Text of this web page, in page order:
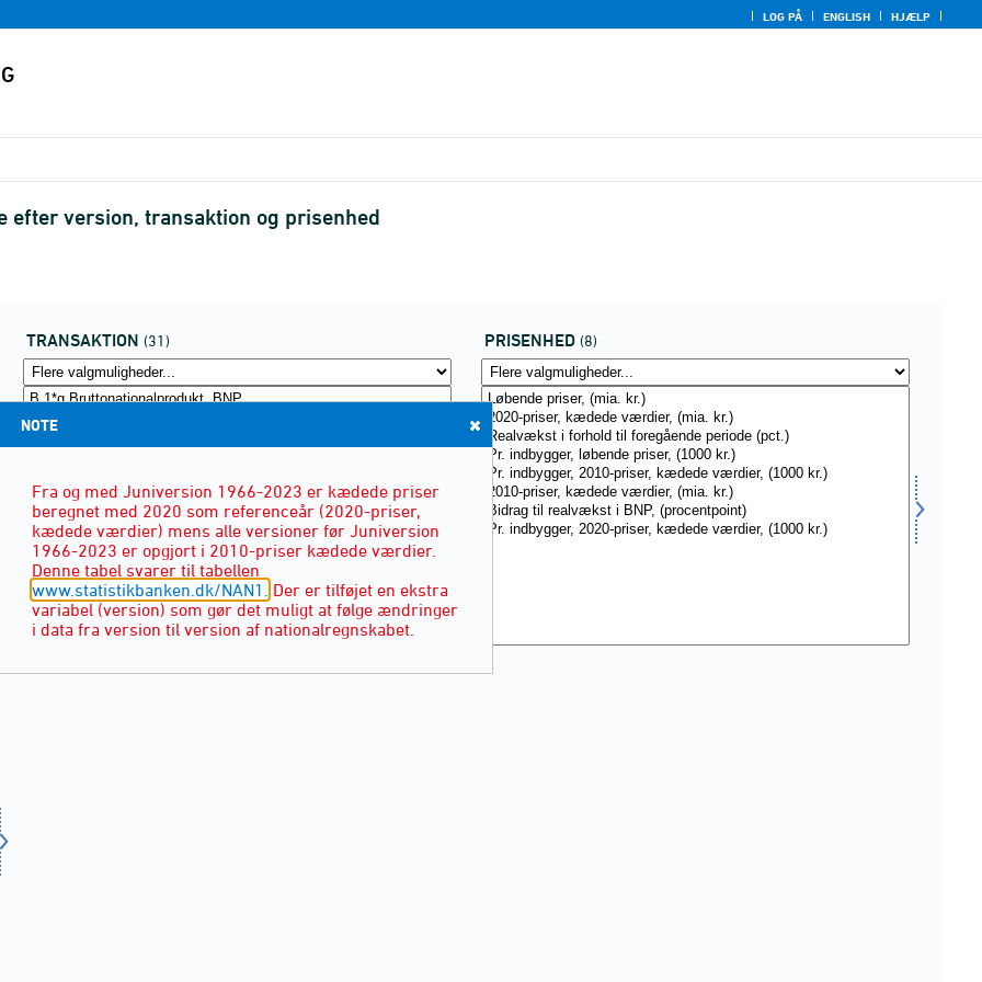
LOG PÅ ENGLISH HJÆLP
efter version, transaktion og prisenhed
TRANSAKTION (31) PRISENHED (8)
NOTE
Fra og med Juniversion 1966-2023 er kædede priser
beregnet med 2020 som referenceår (2020-priser,
kædede værdier) mens alle versioner før Juniversion
1966-2023 er opgjort i 2010-priser kædede værdier.
Denne tabel svarer til tabellen
www.statistikbanken.dk/NAN1.
Der er tilføjet en ekstra
variabel (version) som gør det muligt at følge ændringer
i data fra version til version af nationalregnskabet.